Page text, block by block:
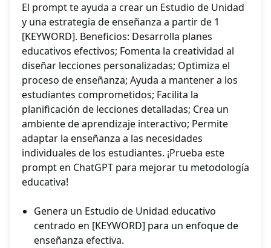
El prompt te ayuda a crear un Estudio de Unidad
y una estrategia de enseñanza a partir de 1
[KEYWORD]. Beneficios: Desarrolla planes
educativos efectivos; Fomenta la creatividad al
diseñar lecciones personalizadas; Optimiza el
proceso de enseñanza; Ayuda a mantener a los
estudiantes comprometidos; Facilita la
planificación de lecciones detalladas; Crea un
ambiente de aprendizaje interactivo; Permite
adaptar la enseñanza a las necesidades
individuales de los estudiantes. ¡Prueba este
prompt en ChatGPT para mejorar tu metodología
educativa!
Genera un Estudio de Unidad educativo
centrado en [KEYWORD] para un enfoque de
enseñanza efectiva.